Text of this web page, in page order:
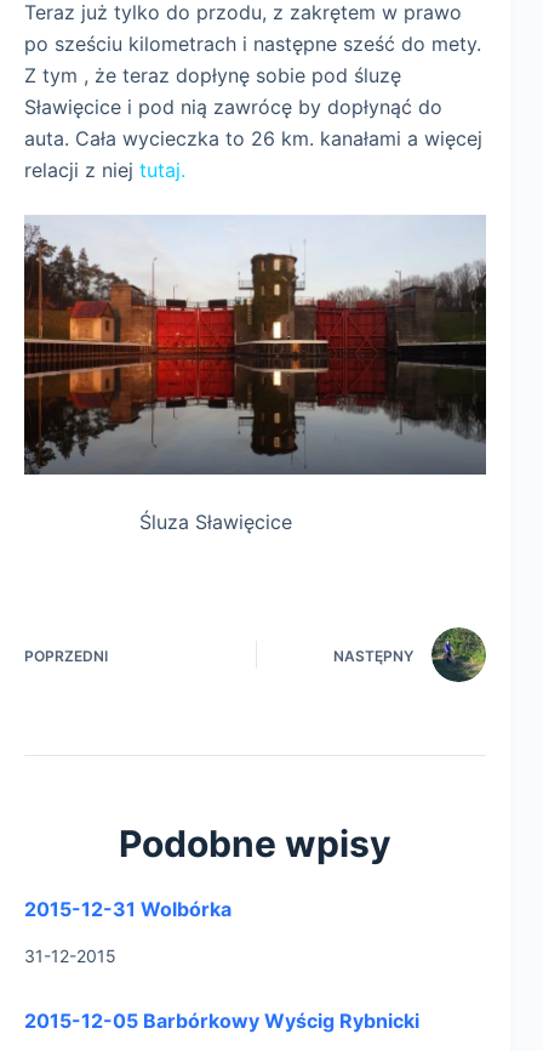
Teraz już tylko do przodu, z zakrętem w prawo
po sześciu kilometrach i następne sześć do mety.
Z tym , że teraz dopłynę sobie pod śluzę
Sławięcice i pod nią zawrócę by dopłynąć do
auta. Cała wycieczka to 26 km. kanałami a więcej
relacji z niej tutaj.
Śluza Sławięcice
POPRZEDNI NASTĘPNY
Podobne wpisy
2015-12-31 Wolbórka
31-12-2015
2015-12-05 Barbórkowy Wyścig Rybnicki